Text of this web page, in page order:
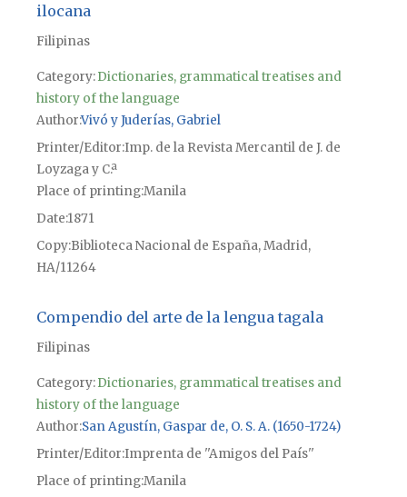
ilocana
Filipinas
Category:Dictionaries, grammatical treatises and
history of the language
AuthorVivó y Juderías, Gabriel
Printer/Editor Imp. de la Revista Mercantil de J. de
Loyzaga y C.ª
Place of printingManila
Date1871
CopyBiblioteca Nacional de España, Madrid,
HA/11264
Compendio del arte de la lengua tagala
Filipinas
Category:Dictionaries, grammatical treatises and
history of the language
Author San Agustín, Gaspar de, O. S. A. (1650-1724)
Printer/Editor Imprenta de ''Amigos del País''
Place of printingManila